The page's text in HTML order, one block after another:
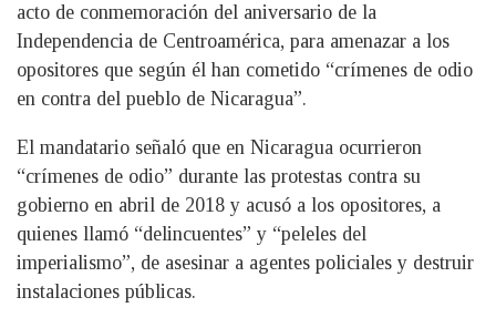
acto de conmemoración del aniversario de la
Independencia de Centroamérica, para amenazar a los
opositores que según él han cometido “crímenes de odio
en contra del pueblo de Nicaragua”.
El mandatario señaló que en Nicaragua ocurrieron
“crímenes de odio” durante las protestas contra su
gobierno en abril de 2018 y acusó a los opositores, a
quienes llamó “delincuentes” y “peleles del
imperialismo”, de asesinar a agentes policiales y destruir
instalaciones públicas.